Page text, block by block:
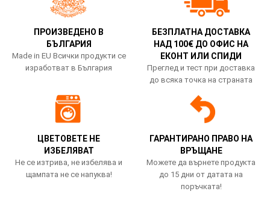
ПРОИЗВЕДЕНО В
БЪЛГАРИЯ
Made in EU Всички продукти се
изработват в България
БЕЗПЛАТНА ДОСТАВКА
НАД 100€ ДО ОФИС НА
ЕКОНТ ИЛИ СПИДИ
Преглед и тест при доставка
до всяка точка на страната
ЦВЕТОВЕТЕ НЕ
ИЗБЕЛЯВАТ
Не се изтрива, не избелява и
щампата не се напуква!
ГАРАНТИРАНО ПРАВО НА
ВРЪЩАНЕ
Можете да върнете продукта
до 15 дни от датата на
поръчката!